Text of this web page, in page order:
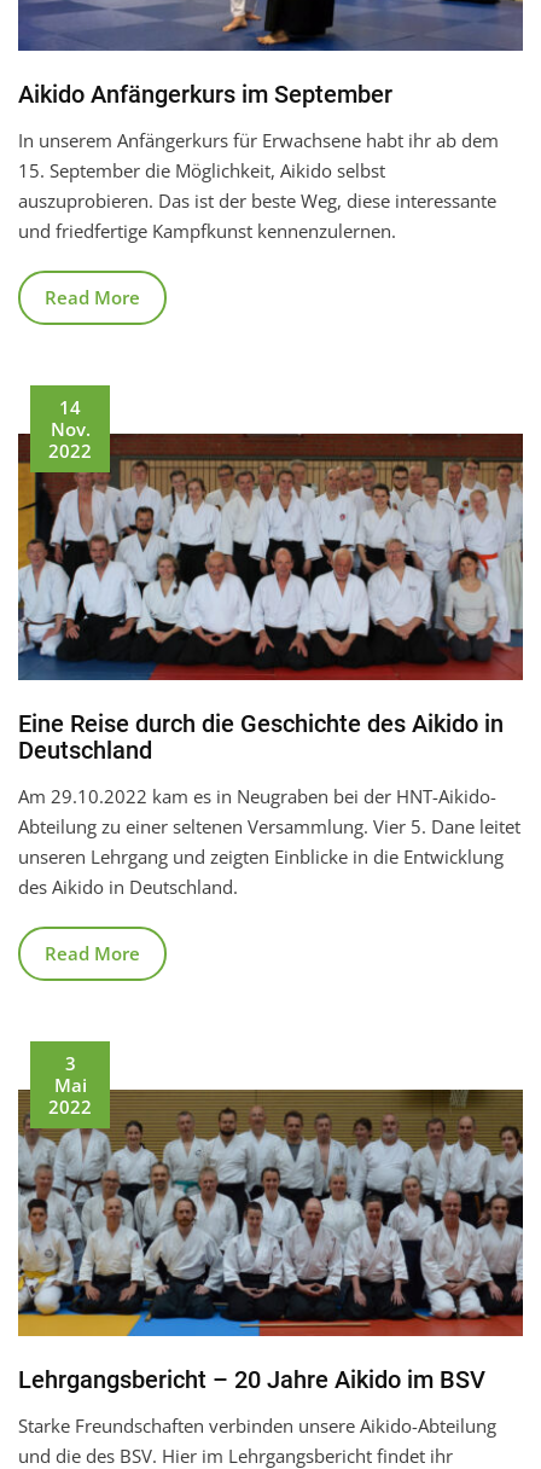
Aikido Anfängerkurs im September
In unserem Anfängerkurs für Erwachsene habt ihr ab dem
15. September die Möglichkeit, Aikido selbst
auszuprobieren. Das ist der beste Weg, diese interessante
und friedfertige Kampfkunst kennenzulernen.
Read More
14
Nov.
2022
Eine Reise durch die Geschichte des Aikido in
Deutschland
Am 29.10.2022 kam es in Neugraben bei der HNT-Aikido-
Abteilung zu einer seltenen Versammlung. Vier 5. Dane leitet
unseren Lehrgang und zeigten Einblicke in die Entwicklung
des Aikido in Deutschland.
Read More
3
Mai
2022
Lehrgangsbericht – 20 Jahre Aikido im BSV
Starke Freundschaften verbinden unsere Aikido-Abteilung
und die des BSV. Hier im Lehrgangsbericht findet ihr